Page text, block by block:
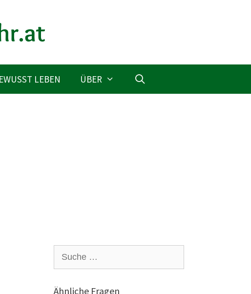
LEBEN ÜBER
nach:
Ähnliche Fragen